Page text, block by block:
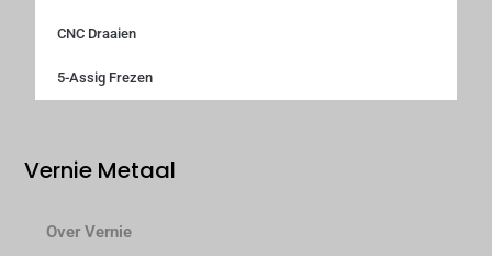
CNC Draaien
5-Assig Frezen
Vernie Metaal
Over Vernie